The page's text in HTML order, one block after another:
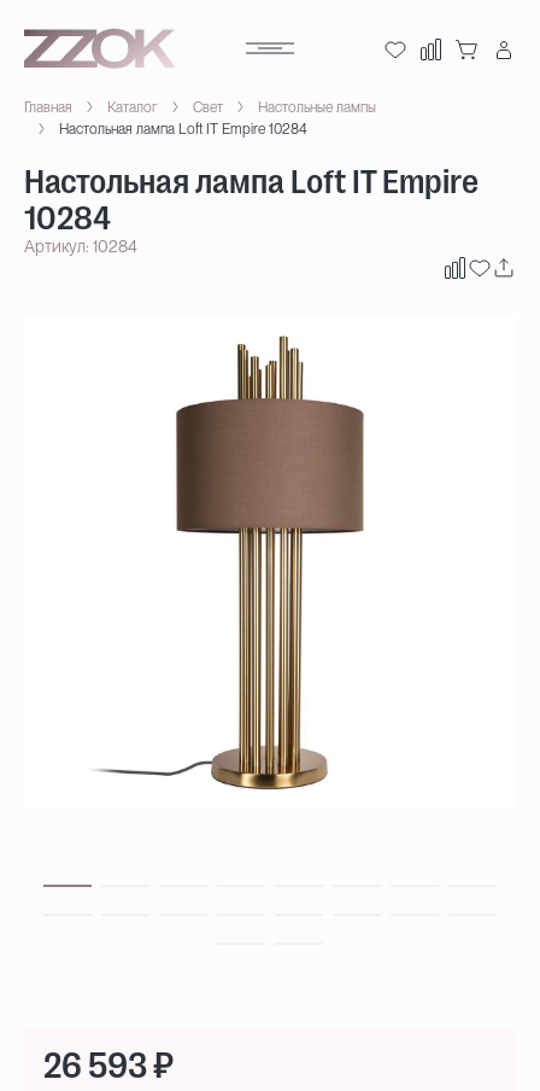
Главная Каталог Свет
Настольные лампы
Настольная лампа Loft IT Empire 10284
Настольная лампа Loft IT Empire
10284
Артикул: 10284
26 593 ₽